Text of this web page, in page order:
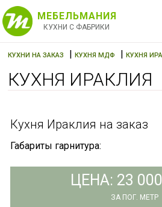
МЕБЕЛЬМАНИЯ
КУХНИ С ФАБРИКИ
КУХНИ НА ЗАКАЗ |КУХНЯ МДФ |КУХНЯ
КУХНЯ ИРАКЛИЯ
Кухня Ираклия на заказ
Габариты гарнитура:
ЦЕНА: 23
ЗА ПОГ. МЕТР